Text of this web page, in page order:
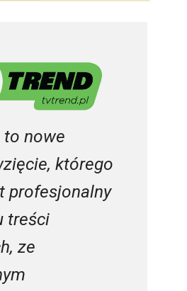
to nowe
którego
profesjonalny
treści
ze